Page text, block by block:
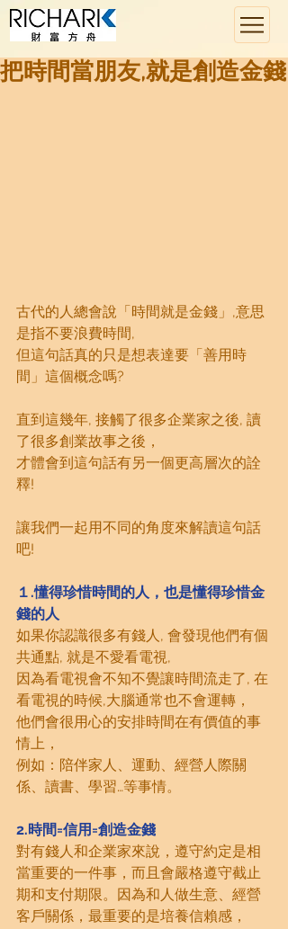
把時間當朋友,就是創造金錢
古代的人總會說「時間就是金錢」,意思
是指不要浪費時間,
但這句話真的只是想表達要「善用時
間」這個概念嗎?
直到這幾年, 接觸了很多企業家之後, 讀
了很多創業故事之後，
才體會到這句話有另一個更高層次的詮
釋!
讓我們一起用不同的角度來解讀這句話
吧!
１.懂得珍惜時間的人，也是懂得珍惜金
錢的人
如果你認識很多有錢人, 會發現他們有個
共通點, 就是不愛看電視,
因為看電視會不知不覺讓時間流走了, 在
看電視的時候,大腦通常也不會運轉，
他們會很用心的安排時間在有價值的事
情上，
例如：陪伴家人、運動、經營人際關
係、讀書、學習…等事情。
2.時間=信用=創造金錢
對有錢人和企業家來說，遵守約定是相
當重要的一件事，而且會嚴格遵守截止
期和支付期限。因為和人做生意、經營
客戶關係，最重要的是培養信賴感，